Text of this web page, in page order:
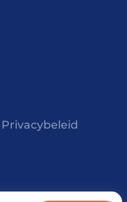
Privacybeleid